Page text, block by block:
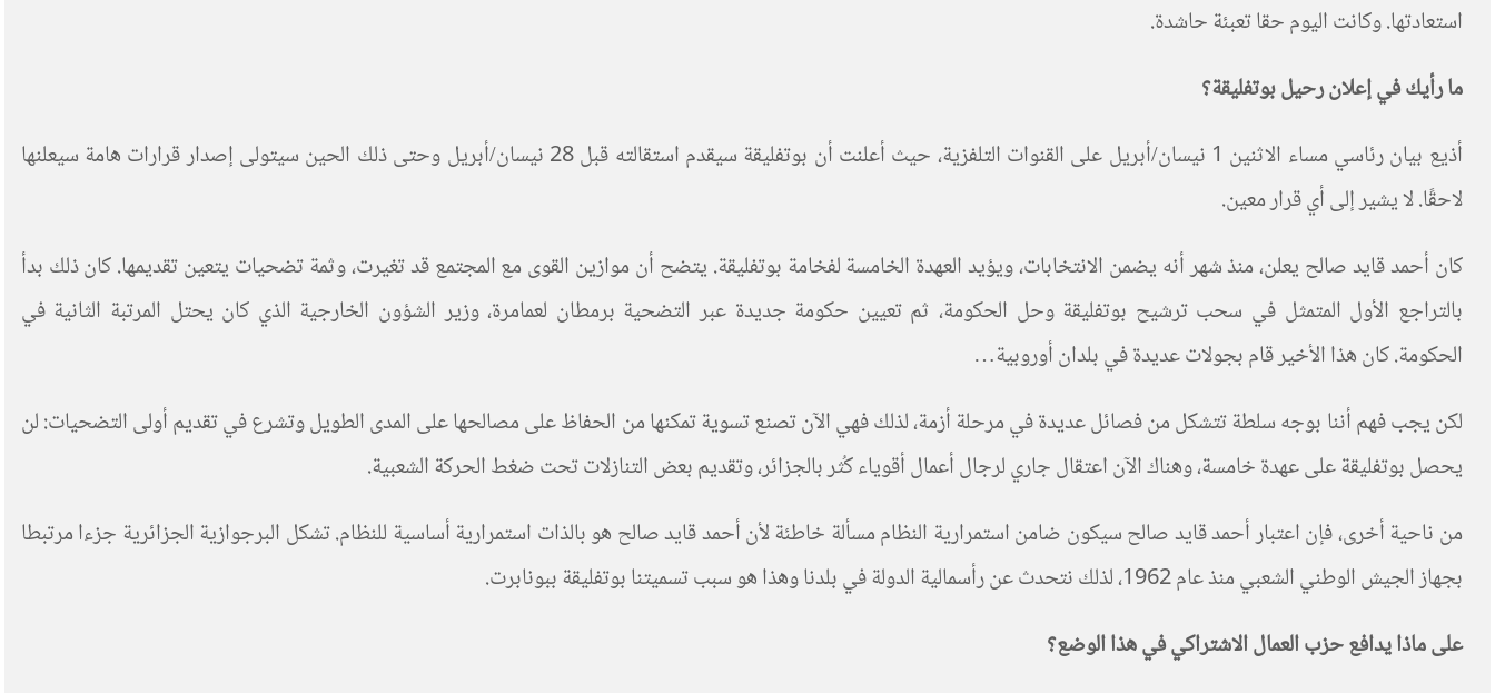
استعادتها. وكانت اليوم حقا تعبئة حاشدة.
ما رأيكفي إعلان رحيل بوتفليقة؟
أذيع بيان رئاسي مساء الاثنين 1 نيسان/أبريل على القنوات التلفزية، حيث أعلنت أن بوتفليقة سيقدم استقالته قبل 28 نيسان/أبريل وحتى ذلك الحين سيتولى إصدار قرارات هامة سيعلنها
لاحقًا. لا يشير إلى أي قرار معين.
كان أحمد قايد صالح يعلن، منذ شهر أنه يضمن الانتخابات، ويؤيد العهدة الخامسة لفخامة بوتفليقة. يتضح أن موازين القوى مع المجتمع قد تغيرت، وثمة تضحيات يتعين تقديمها. كان ذلك بدأ
بالتراجع الأول المتمثل في سحب ترشيح بوتفليقة وحل الحكومة، ثم تعيين حكومة جديدة عبر التضحية برمطان لعمامرة، وزير الشؤون الخارجية الذي كان يحتل المرتبة الثانية في
الحكومة. كان هذا الأخير قام بجولات عديدة في بلدان أوروبية…
لكن يجب فهم أننا بوجه سلطة تتشكل من فصائل عديدة في مرحلة أزمة، لذلك فهي الآن تصنع تسوية تمكنها من الحفاظ على مصالحها على المدى الطويل وتشرع في تقديم أولى التضحيات: لن
يحصل بوتفليقة على عهدة خامسة، وهناك الآن اعتقال جاري لرجال أعمال أقوياء كُثر بالجزائر، وتقديم بعض التنازلات تحت ضغط الحركة الشعبية.
من ناحية أخرى، فإن اعتبار أحمد قايد صالح سيكون ضامن استمرارية النظام مسألة خاطئة لأن أحمد قايد صالح هو بالذات استمرارية أساسية للنظام. تشكل البرجوازية الجزائرية جزءا مرتبطا
بجهاز الجيش الوطني الشعبي منذ عام 1962، لذلك نتحدث عن رأسمالية الدولة في بلدنا وهذا هو سبب تسميتنا بوتفليقة ببونابرت.
على ماذايدافعحزب العمال الاشتراكي في هذا الوضع؟